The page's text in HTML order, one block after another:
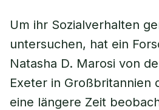
Um ihr Sozialverhalten
untersuchen, hat ein
Natasha D. Marosi von
Exeter in Großbritannien
eine längere Zeit